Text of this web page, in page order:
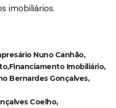
imobiliários.
Nuno Canhão
Financiamento Imobiliário
Bernardes Gonçalves
Coelho